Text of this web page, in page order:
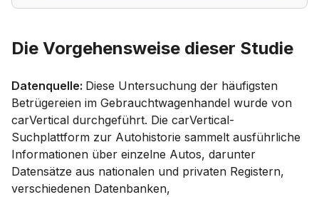
Die Vorgehensweise dieser Studie
Datenquelle: Diese Untersuchung der häufigsten
Betrügereien im Gebrauchtwagenhandel wurde von
carVertical durchgeführt. Die carVertical-
Suchplattform zur Autohistorie sammelt ausführliche
Informationen über einzelne Autos, darunter
Datensätze aus nationalen und privaten Registern,
verschiedenen Datenbanken,